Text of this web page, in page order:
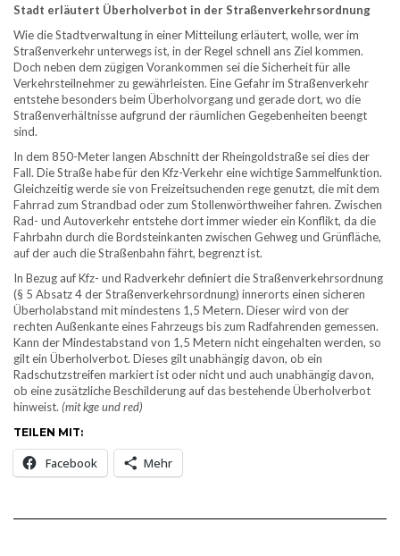
Stadt erläutert Überholverbot in der Straßenverkehrsordnung
Wie die Stadtverwaltung in einer Mitteilung erläutert, wolle, wer im
Straßenverkehr unterwegs ist, in der Regel schnell ans Ziel kommen.
Doch neben dem zügigen Vorankommen sei die Sicherheit für alle
Verkehrsteilnehmer zu gewährleisten. Eine Gefahr im Straßenverkehr
entstehe besonders beim Überholvorgang und gerade dort, wo die
Straßenverhältnisse aufgrund der räumlichen Gegebenheiten beengt
sind.
In dem 850-Meter langen Abschnitt der Rheingoldstraße sei dies der
Fall. Die Straße habe für den Kfz-Verkehr eine wichtige Sammelfunktion.
Gleichzeitig werde sie von Freizeitsuchenden rege genutzt, die mit dem
Fahrrad zum Strandbad oder zum Stollenwörthweiher fahren. Zwischen
Rad- und Autoverkehr entstehe dort immer wieder ein Konflikt, da die
Fahrbahn durch die Bordsteinkanten zwischen Gehweg und Grünfläche,
auf der auch die Straßenbahn fährt, begrenzt ist.
In Bezug auf Kfz- und Radverkehr definiert die Straßenverkehrsordnung
(§ 5 Absatz 4 der Straßenverkehrsordnung) innerorts einen sicheren
Überholabstand mit mindestens 1,5 Metern. Dieser wird von der
rechten Außenkante eines Fahrzeugs bis zum Radfahrenden gemessen.
Kann der Mindestabstand von 1,5 Metern nicht eingehalten werden, so
gilt ein Überholverbot. Dieses gilt unabhängig davon, ob ein
Radschutzstreifen markiert ist oder nicht und auch unabhängig davon,
ob eine zusätzliche Beschilderung auf das bestehende Überholverbot
hinweist. (mit kge und red)
TEILEN MIT:
Facebook Mehr